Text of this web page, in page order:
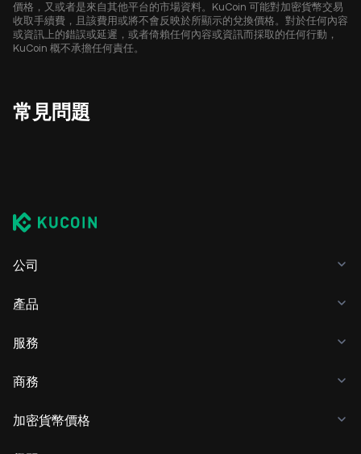
價格，又或者是來自其他平台的市場資料。KuCoin 可能對加密貨幣交易
收取手續費，且該費用或將不會反映於所顯示的兌換價格。對於任何內容
或資訊上的錯誤或延遲，或者倚賴任何內容或資訊而採取的任何行動，
KuCoin 概不承擔任何責任。
常見問題
公司
產品
服務
商務
加密貨幣價格